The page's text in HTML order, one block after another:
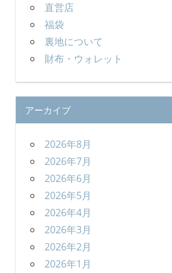
直営店
福袋
裏地について
財布・ウォレット
アーカイブ
2026年8月
2026年7月
2026年6月
2026年5月
2026年4月
2026年3月
2026年2月
2026年1月